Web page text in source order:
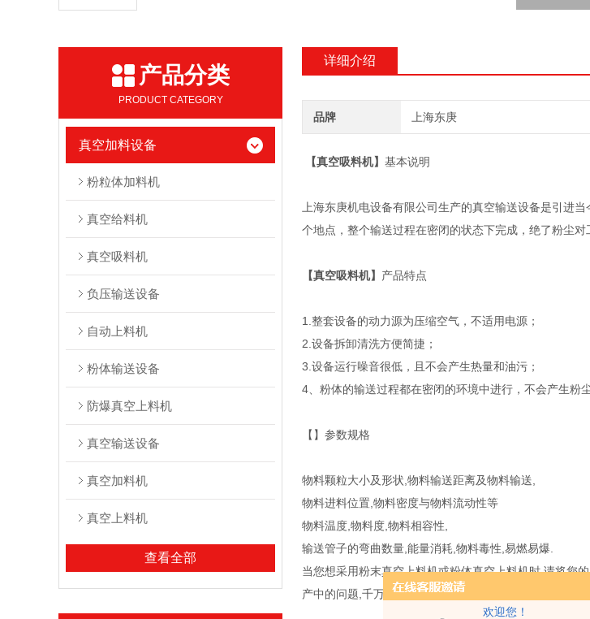
欢迎您！
产品分类
PRODUCT CATEGORY
真空加料设备
粉粒体加料机
真空给料机
真空吸料机
负压输送设备
自动上料机
粉体输送设备
防爆真空上料机
真空输送设备
真空加料机
真空上料机
查看全部
详细介绍
品牌 上海东庚
【真空吸料机】 基本说明
上海东庚机电设备有限公司生产的真空输送设备是引进
个地点，整个输送过程在密闭的状态下完成，绝了粉尘
【真空吸料机】 产品特点
1.整套设备的动力源为压缩空气，不适用电源；
2.设备拆卸清洗方便简捷；
3.设备运行噪音很低，且不会产生热量和油污；
4、粉体的输送过程都在密闭的环境中进行，不会产生粉
【】参数规格
物料颗粒大小及形状,物料输送距离及物料输送,
物料进料位置,物料密度与物料流动性等
物料温度,物料度,物料相容性,
输送管子的弯曲数量,能量消耗,物料毒性,易燃易爆.
当您想采用粉末真空上料机或粉体真空上料机时,请将您
产中的问题,千万不要仅依靠产品目录来选择产品.